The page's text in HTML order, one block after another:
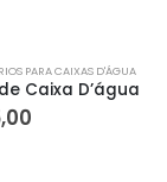
CAIXAS D'ÁGUA
Boia de Caixa D’água Plástica 1/2” e 3/4” – Fortlev